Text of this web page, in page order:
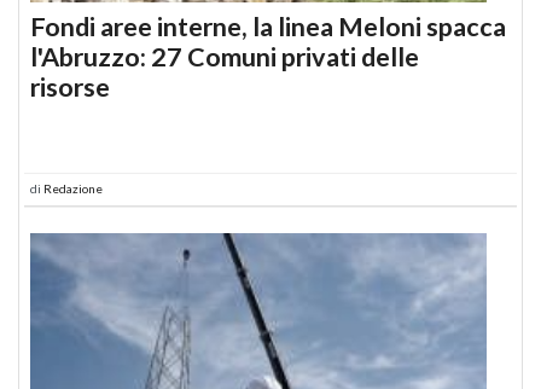
Fondi aree interne, la linea Meloni spacca
l'Abruzzo: 27 Comuni privati delle
risorse
di Redazione